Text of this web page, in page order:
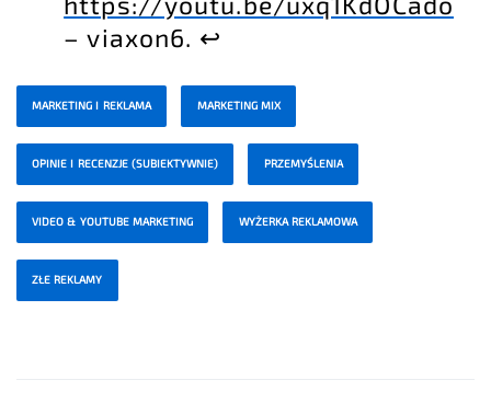
– viaxon6. ↩
MARKETING I REKLAMA MARKETING MIX
OPINIE I RECENZJE (SUBIEKTYWNIE) PRZEMYŚLENIA
VIDEO & YOUTUBE MARKETING WYŻERKA REKLAMOWA
ZŁE REKLAMY